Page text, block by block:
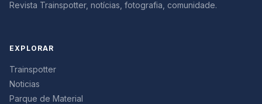
Revista Trainspotter, notícias, fotografia, comunidade.
EXPLORAR
Trainspotter
Noticias
Parque de Material